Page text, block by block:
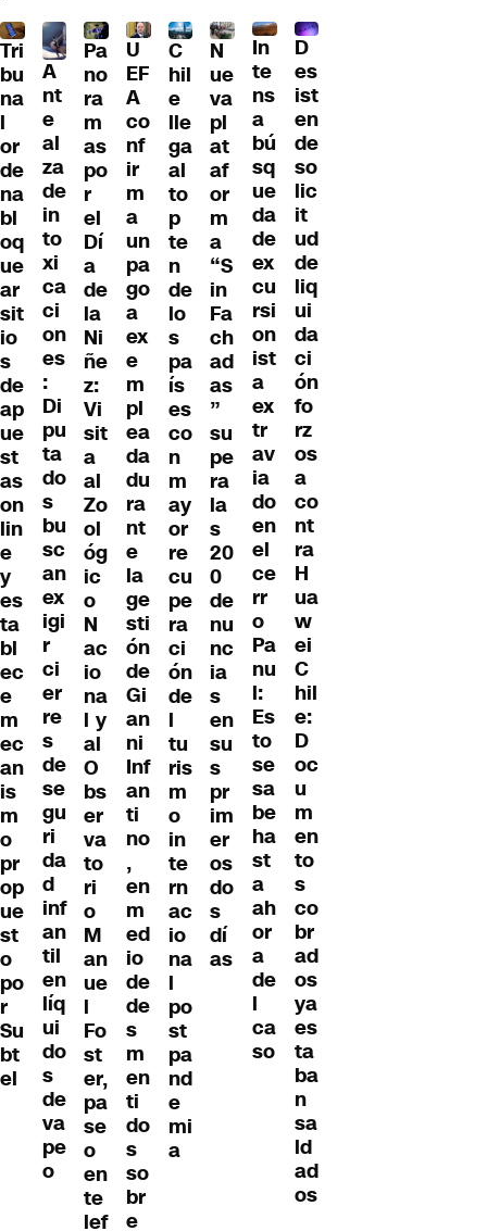
Tri
bu
na
l
or
de
na
bl
oq
ue
ar
sit
io
s
de
ap
ue
st
as
on
lin
e
y
es
ta
bl
ec
e
m
ec
an
is
m
o
pr
op
ue
st
o
po
r
Su
bt
el
A
nt
e
al
za
de
in
to
xi
ca
ci
on
es
:
Di
pu
ta
do
s
bu
sc
an
ex
igi
r
ci
er
re
s
de
se
gu
ri
da
d
inf
an
til
en
líq
ui
do
s
de
va
pe
o
Pa
no
ra
m
as
po
r
el
Dí
a
de
la
Ni
ñe
z:
Vi
sit
a
al
Zo
ol
óg
ic
o
N
ac
io
na
l y
al
O
bs
er
va
to
ri
o
M
an
ue
l
Fo
st
er,
pa
se
o
en
te
lef
U
EF
A
co
nf
ir
m
a
un
pa
go
a
ex
e
m
pl
ea
da
du
ra
nt
e
la
ge
sti
ón
de
Gi
an
ni
Inf
an
ti
no
,
en
m
ed
io
de
de
s
m
en
ti
do
s
so
br
e
C
hil
e
lle
ga
al
to
p
te
n
de
lo
s
pa
ís
es
co
n
m
ay
or
re
cu
pe
ra
ci
ón
de
l
tu
ris
m
o
in
te
rn
ac
io
na
l
po
st
pa
nd
e
mi
a
N
ue
va
pl
at
af
or
m
a
“S
in
Fa
ch
ad
as
”
su
pe
ra
la
s
20
0
de
nu
nc
ia
s
en
su
s
pr
im
er
os
do
s
dí
as
In
te
ns
a
bú
sq
ue
da
de
ex
cu
rsi
on
ist
a
ex
tr
av
ia
do
en
el
ce
rr
o
Pa
nu
l:
Es
to
se
sa
be
ha
st
a
ah
or
a
de
l
ca
so
D
es
ist
en
de
so
lic
it
ud
de
liq
ui
da
ci
ón
fo
rz
os
a
co
nt
ra
H
ua
w
ei
C
hil
e:
D
oc
u
m
en
to
s
co
br
ad
os
ya
es
ta
ba
n
sa
ld
ad
os